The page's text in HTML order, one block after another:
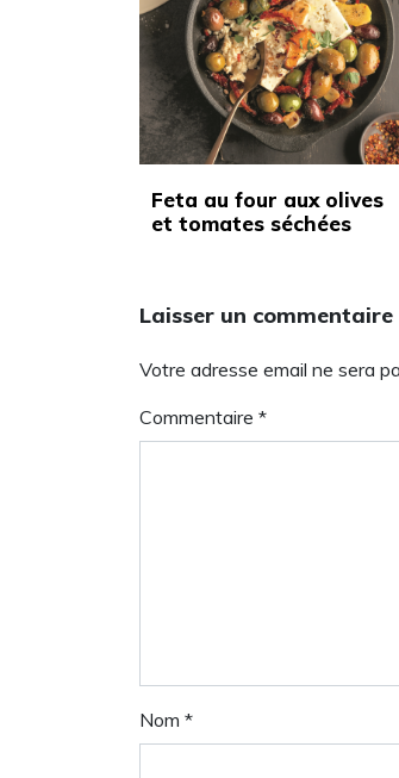
Feta au four aux olives
et tomates séchées
Laisser un commentaire
Votre adresse email ne sera
Commentaire *
Nom *